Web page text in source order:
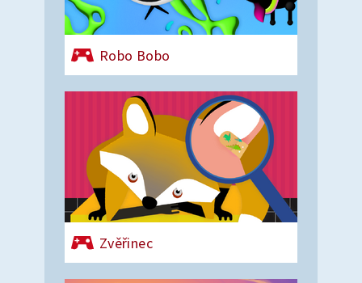
Robo Bobo
Zvěřinec